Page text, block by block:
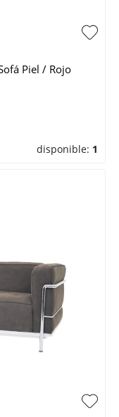
Piel / Rojo
disponible: 1